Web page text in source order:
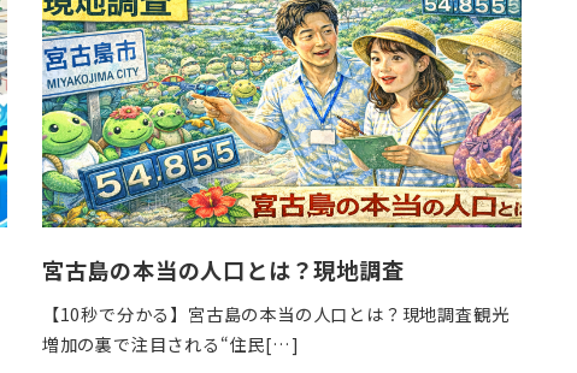
宮古島の本当の人口とは？現地調査
【10秒で分かる】宮古島の本当の人口とは？現地調査観光
増加の裏で注目される“住民[…]